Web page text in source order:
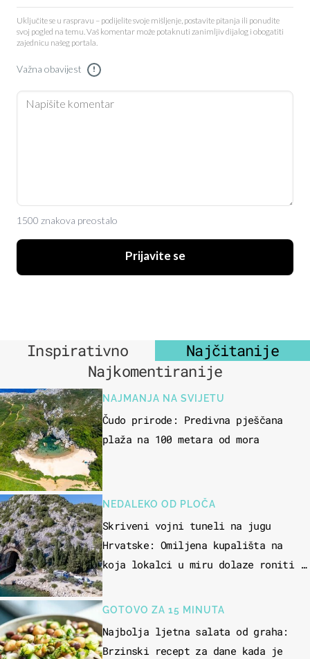
Uključite se u raspravu – podijelite svoje mišljenje, postavite pitanja ili ponudite
svoj pogled na temu. Vaš komentar može potaknuti zanimljiv dijalog i obogatiti
zajednicu našeg portala.
Važna obavijest !
1500 znakova preostalo
Prijavite se
Inspirativno
Najčitanije
Najkomentiranije
NAJMANJA NA SVIJETU
Čudo prirode: Predivna pješčana
plaža na 100 metara od mora
NEDALEKO OD PLOČA
Skriveni vojni tuneli na jugu
Hrvatske: Omiljena kupališta na
koja lokalci u miru dolaze roniti i
GOTOVO ZA 15 MINUTA
Najbolja ljetna salata od graha:
Brzinski recept za dane kada je